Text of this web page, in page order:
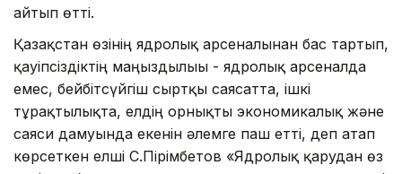
айтып өтті.
Қазақстан өзінің ядролық арсеналынан бас тартып,
қауіпсіздіктің маңыздылығы - ядролық арсеналда
емес, бейбітсүйгіш сыртқы саясатта, ішкі
тұрақтылықта, елдің орнықты экономикалық және
саяси дамуында екенін әлемге паш етті, деп атап
көрсеткен елші С.Пірімбетов «Ядролық қарудан өз